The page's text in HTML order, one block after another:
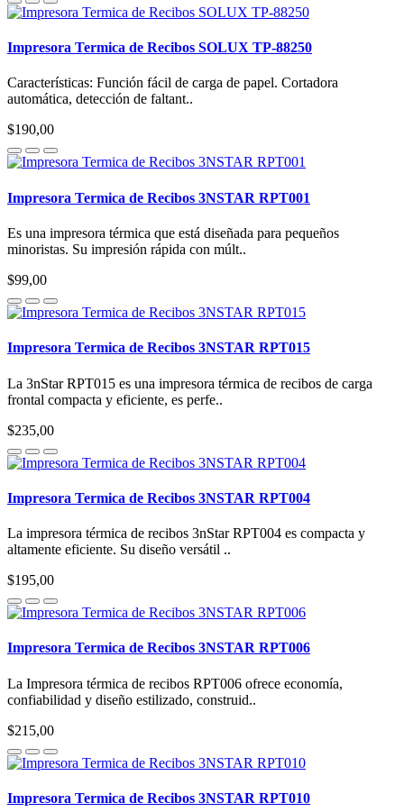
Impresora Termica de Recibos SOLUX TP-88250
Características: Función fácil de carga de papel. Cortadora
automática, detección de faltant..
$190,00
Impresora Termica de Recibos 3NSTAR RPT001
Es una impresora térmica que está diseñada para pequeños
minoristas. Su impresión rápida con múlt..
$99,00
Impresora Termica de Recibos 3NSTAR RPT015
La 3nStar RPT015 es una impresora térmica de recibos de carga
frontal compacta y eficiente, es perfe..
$235,00
Impresora Termica de Recibos 3NSTAR RPT004
La impresora térmica de recibos 3nStar RPT004 es compacta y
altamente eficiente. Su diseño versátil ..
$195,00
Impresora Termica de Recibos 3NSTAR RPT006
La Impresora térmica de recibos RPT006 ofrece economía,
confiabilidad y diseño estilizado, construid..
$215,00
Impresora Termica de Recibos 3NSTAR RPT010